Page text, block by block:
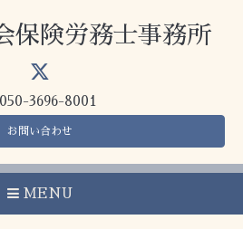
保険労務士事務所
050-3696-8001
お問い合わせ
MENU